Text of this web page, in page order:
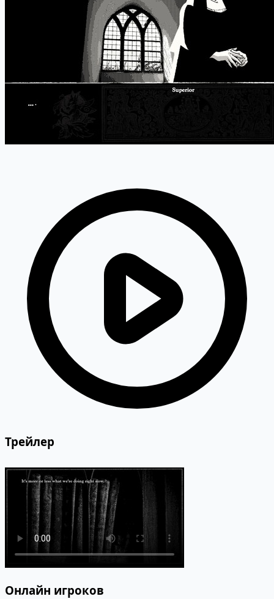
Трейлер
Онлайн игроков